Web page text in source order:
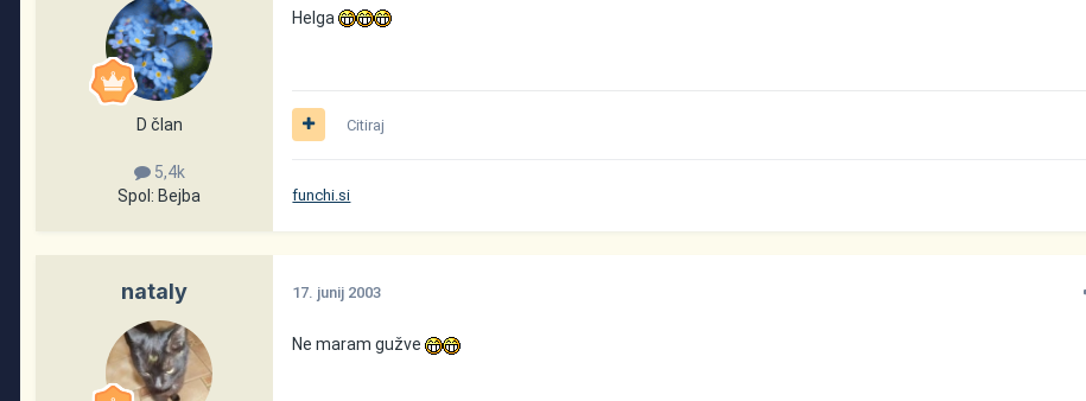
D član
5,4k
Spol: Bejba
Helga
Citiraj
funchi.si
nataly 17. junij 2003
Ne maram gužve